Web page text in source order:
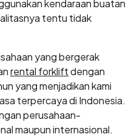
kendaraan buatan
tentu tidak
yang bergerak
rental forkliftdengan
yang menjadikan kami
terpercaya di Indonesia.
perusahaan-
maupun internasional.